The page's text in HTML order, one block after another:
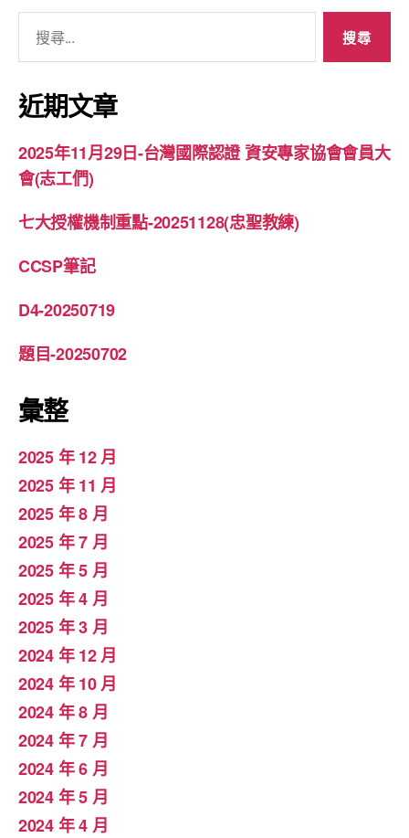
關
鍵
字:
近期文章
2025年11月29日-台灣國際認證 資安專家協會會員大
會(志工們)
七大授權機制重點-20251128(忠聖教練)
CCSP筆記
D4-20250719
題目-20250702
彙整
2025 年 12 月
2025 年 11 月
2025 年 8 月
2025 年 7 月
2025 年 5 月
2025 年 4 月
2025 年 3 月
2024 年 12 月
2024 年 10 月
2024 年 8 月
2024 年 7 月
2024 年 6 月
2024 年 5 月
2024 年 4 月